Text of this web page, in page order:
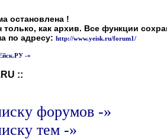
остановлена !
только, как архив. Все функции
по адресу: http://www.yeisk.ru/forum1/
-»
::
форумов -»
тем -»